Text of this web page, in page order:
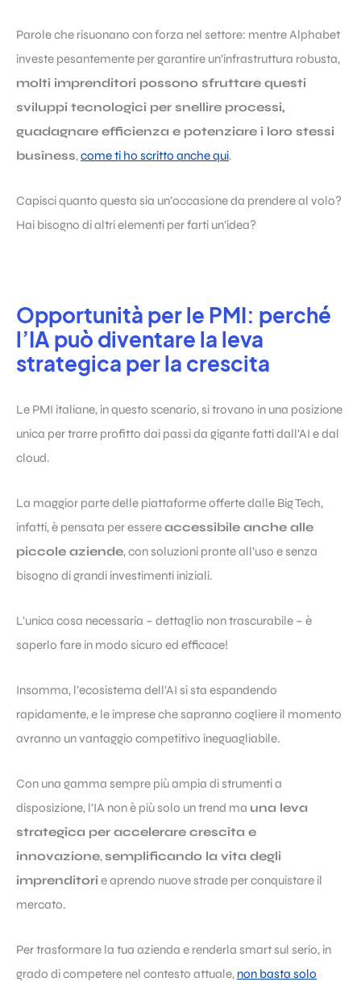
Parole che risuonano con forza nel settore: mentre Alphabet
investe pesantemente per garantire un’infrastruttura robusta,
molti imprenditori possono sfruttare questi
sviluppi tecnologici per snellire processi,
guadagnare efficienza e potenziare i loro stessi
business,come ti ho scritto anche qui.
Capisci quanto questa sia un’occasione da prendere al volo?
Hai bisogno di altri elementi per farti un’idea?
Opportunità per le PMI: perché
l’IA può diventare la leva
strategica per la crescita
Le PMI italiane, in questo scenario, si trovano in una posizione
unica per trarre profitto dai passi da gigante fatti dall’AI e dal
cloud.
La maggior parte delle piattaforme offerte dalle Big Tech,
infatti, è pensata per essereaccessibile anche alle
piccole aziende, con soluzioni pronte all’uso e senza
bisogno di grandi investimenti iniziali.
L’unica cosa necessaria – dettaglio non trascurabile – è
saperlo fare in modo sicuro ed efficace!
Insomma, l’ecosistema dell’AI si sta espandendo
rapidamente, e le imprese che sapranno cogliere il momento
avranno un vantaggio competitivo ineguagliabile.
Con una gamma sempre più ampia di strumenti a
disposizione, l’IA non è più solo un trend ma una leva
strategica per accelerare crescita e
innovazione,semplificando la vita degli
imprenditorie aprendo nuove strade per conquistare il
mercato.
Per trasformare la tua azienda e renderla smart sul serio, in
grado di competere nel contesto attuale, non basta solo